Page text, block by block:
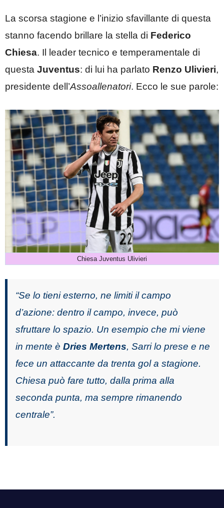
La scorsa stagione e l’inizio sfavillante di questa
stanno facendo brillare la stella di Federico
Chiesa. Il leader tecnico e temperamentale di
questa Juventus: di lui ha parlato Renzo Ulivieri,
presidente dell’Assoallenatori. Ecco le sue parole:
Chiesa Juventus Ulivieri
“Se lo tieni esterno, ne limiti il campo
d’azione: dentro il campo, invece, può
sfruttare lo spazio. Un esempio che mi viene
in mente è Dries Mertens, Sarri lo prese e ne
fece un attaccante da trenta gol a stagione.
Chiesa può fare tutto, dalla prima alla
seconda punta, ma sempre rimanendo
centrale”.